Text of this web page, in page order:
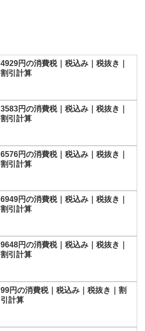
4929円の消費税｜税込み｜税抜き｜
割引計算
3583円の消費税｜税込み｜税抜き｜
割引計算
6576円の消費税｜税込み｜税抜き｜
割引計算
6949円の消費税｜税込み｜税抜き｜
割引計算
9648円の消費税｜税込み｜税抜き｜
割引計算
99円の消費税｜税込み｜税抜き｜割
引計算